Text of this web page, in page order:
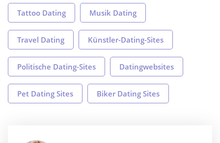
Tattoo Dating Musik Dating
Travel Dating Künstler-Dating-Sites
Politische Dating-Sites Datingwebsites
Pet Dating Sites Biker Dating Sites